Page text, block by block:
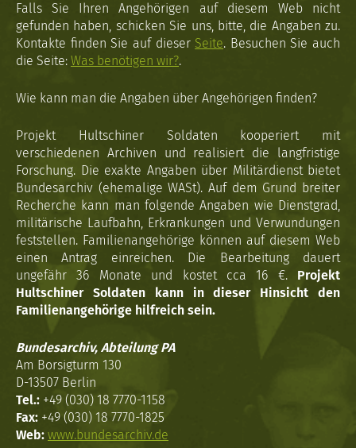
Falls Sie Ihren Angehörigen auf diesem Web nicht
gefunden haben, schicken Sie uns, bitte, die Angaben zu.
Kontakte finden Sie auf dieser Seite. Besuchen Sie auch
die Seite: Was benötigen wir?.
Wie kann man die Angaben über Angehörigen finden?
Projekt Hultschiner Soldaten kooperiert mit
verschiedenen Archiven und realisiert die langfristige
Forschung. Die exakte Angaben über Militärdienst bietet
Bundesarchiv (ehemalige WASt). Auf dem Grund breiter
Recherche kann man folgende Angaben wie Dienstgrad,
militärische Laufbahn, Erkrankungen und Verwundungen
feststellen. Familienangehörige können auf diesem Web
einen Antrag einreichen. Die Bearbeitung dauert
ungefähr 36 Monate und kostet cca 16 €. Projekt
Hultschiner Soldaten kann in dieser Hinsicht den
Familienangehörige hilfreich sein.
Bundesarchiv, Abteilung PA
Am Borsigturm 130
D-13507 Berlin
Tel.: +49 (030) 18 7770-1158
Fax: +49 (030) 18 7770-1825
Web: www.bundesarchiv.de